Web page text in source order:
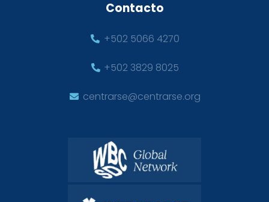
Contacto
+502 5066 4270
+502 3829 8025
centrarse@centrarse.org